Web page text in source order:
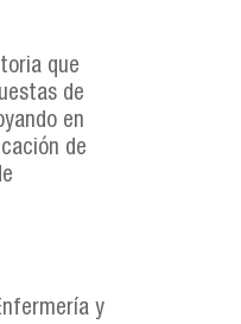
que
de
en
de
y